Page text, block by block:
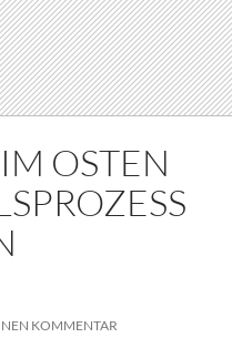
OSTEN
KOMMENTAR